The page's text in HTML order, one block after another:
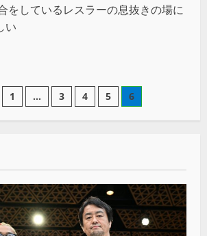
をしているレスラーの息抜きの場に
い
1 … 3 4 5 6